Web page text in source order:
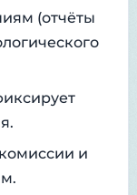
(отчёты
и